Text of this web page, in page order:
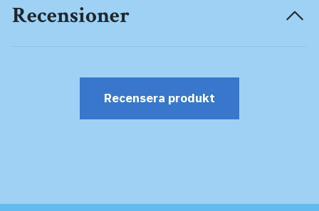
Recensioner
Recensera produkt